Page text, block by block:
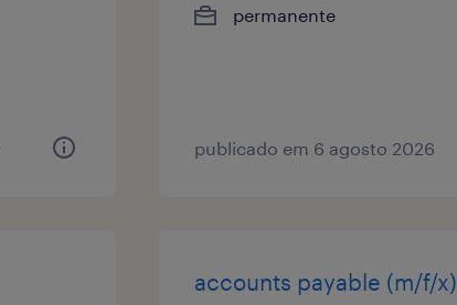
permanente
publicado em 6 agosto 2026
accounts payable (m/f/x)